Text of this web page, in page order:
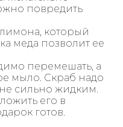
повредить
который
меда позволит ее
перемешать, а
мыло. Скраб надо
сильно жидким.
его в
готов.